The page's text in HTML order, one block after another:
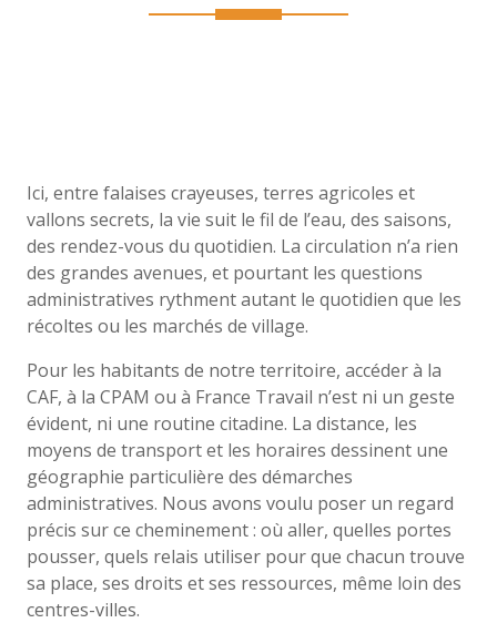
Ici, entre falaises crayeuses, terres agricoles et
vallons secrets, la vie suit le fil de l’eau, des saisons,
des rendez-vous du quotidien. La circulation n’a rien
des grandes avenues, et pourtant les questions
administratives rythment autant le quotidien que les
récoltes ou les marchés de village.
Pour les habitants de notre territoire, accéder à la
CAF, à la CPAM ou à France Travail n’est ni un geste
évident, ni une routine citadine. La distance, les
moyens de transport et les horaires dessinent une
géographie particulière des démarches
administratives. Nous avons voulu poser un regard
précis sur ce cheminement : où aller, quelles portes
pousser, quels relais utiliser pour que chacun trouve
sa place, ses droits et ses ressources, même loin des
centres-villes.